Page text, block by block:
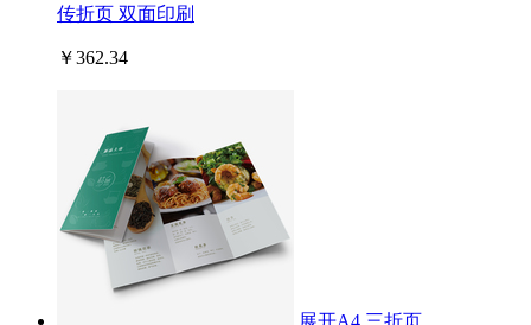
传折页 双面印刷
￥362.34
展开A4 三折页